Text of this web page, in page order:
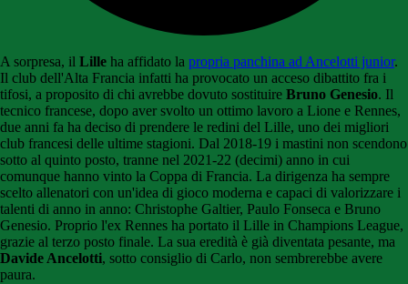
A sorpresa, il Lille ha affidato la propria panchina ad Ancelotti junior.
Il club dell'Alta Francia infatti ha provocato un acceso dibattito fra i
tifosi, a proposito di chi avrebbe dovuto sostituire Bruno Genesio. Il
tecnico francese, dopo aver svolto un ottimo lavoro a Lione e Rennes,
due anni fa ha deciso di prendere le redini del Lille, uno dei migliori
club francesi delle ultime stagioni. Dal 2018-19 i mastini non scendono
sotto al quinto posto, tranne nel 2021-22 (decimi) anno in cui
comunque hanno vinto la Coppa di Francia. La dirigenza ha sempre
scelto allenatori con un'idea di gioco moderna e capaci di valorizzare i
talenti di anno in anno: Christophe Galtier, Paulo Fonseca e Bruno
Genesio. Proprio l'ex Rennes ha portato il Lille in Champions League,
grazie al terzo posto finale. La sua eredità è già diventata pesante, ma
Davide Ancelotti, sotto consiglio di Carlo, non sembrerebbe avere
paura.